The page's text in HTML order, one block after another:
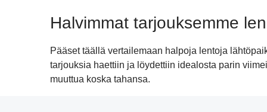
Halvimmat tarjouksemme
Pääset täällä vertailemaan halpoja lentoja
tarjouksia haettiin ja löydettiin idealosta parin
muuttua koska tahansa.